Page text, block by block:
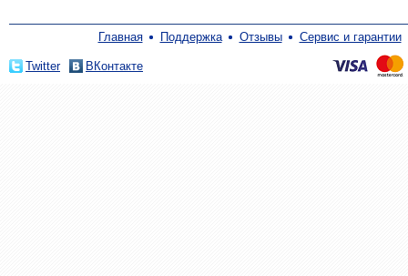
Главная Поддержка Отзывы Сервис и гарантии
Twitter ВКонтакте